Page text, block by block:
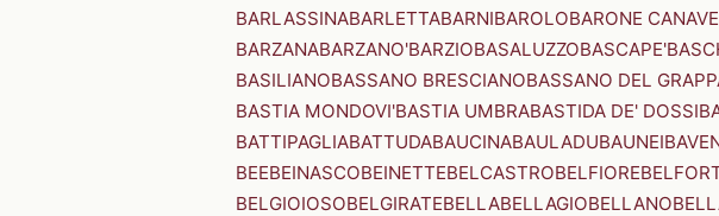
BARLASSINABARLETTABARNIBAROLOBARONE
BARZANABARZANO'BARZIOBASALUZZOBASCAPE'
BASILIANOBASSANO BRESCIANOBASSANO DEL
BASTIA MONDOVI'BASTIA UMBRABASTIDA DE' DOSSI
BATTIPAGLIABATTUDABAUCINABAULADUBAUNEI
BEEBEINASCOBEINETTEBELCASTROBELFIORE
BELGIOIOSOBELGIRATEBELLABELLAGIOBELLANO